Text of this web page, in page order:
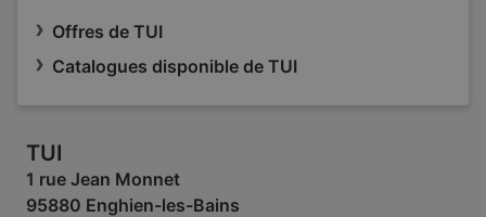
Offres de TUI
Catalogues disponible de TUI
TUI
1 rue Jean Monnet
95880 Enghien-les-Bains